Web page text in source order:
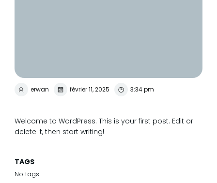
erwan février 11, 2025 3:34 pm
Welcome to WordPress. This is your first post. Edit or
delete it, then start writing!
TAGS
No tags